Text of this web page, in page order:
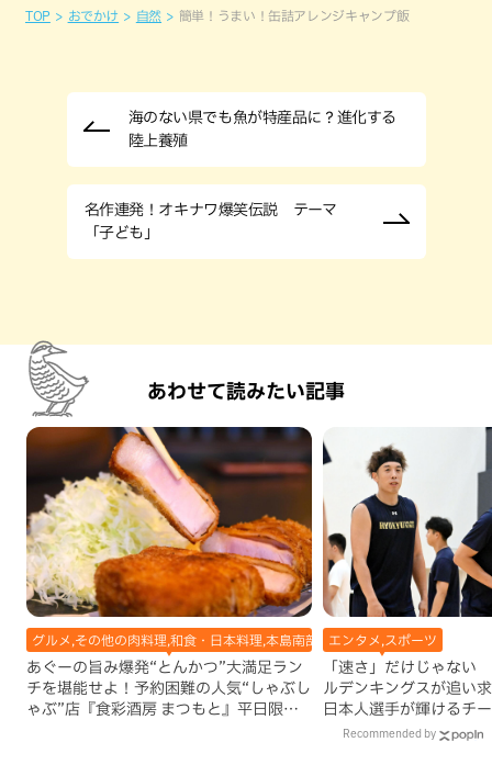
TOP おでかけ 自然 簡単！うまい！缶詰アレンジキャンプ飯
海のない県でも魚が特産品に？進化する
陸上養殖
名作連発！オキナワ爆笑伝説 テーマ
「子ども」
あわせて読みたい記事
グルメ,その他の肉料理,和食・日本料理,本島南部,那覇市
あぐーの旨み爆発“とんかつ”大満足ラン
チを堪能せよ！予約困難の人気“しゃぶし
ゃぶ”店『食彩酒房 まつもと』平日限定
エンタメ,スポーツ
「速さ」だけじゃない
ルデンキングスが追い
日本人選手が輝けるチ
Recommended by